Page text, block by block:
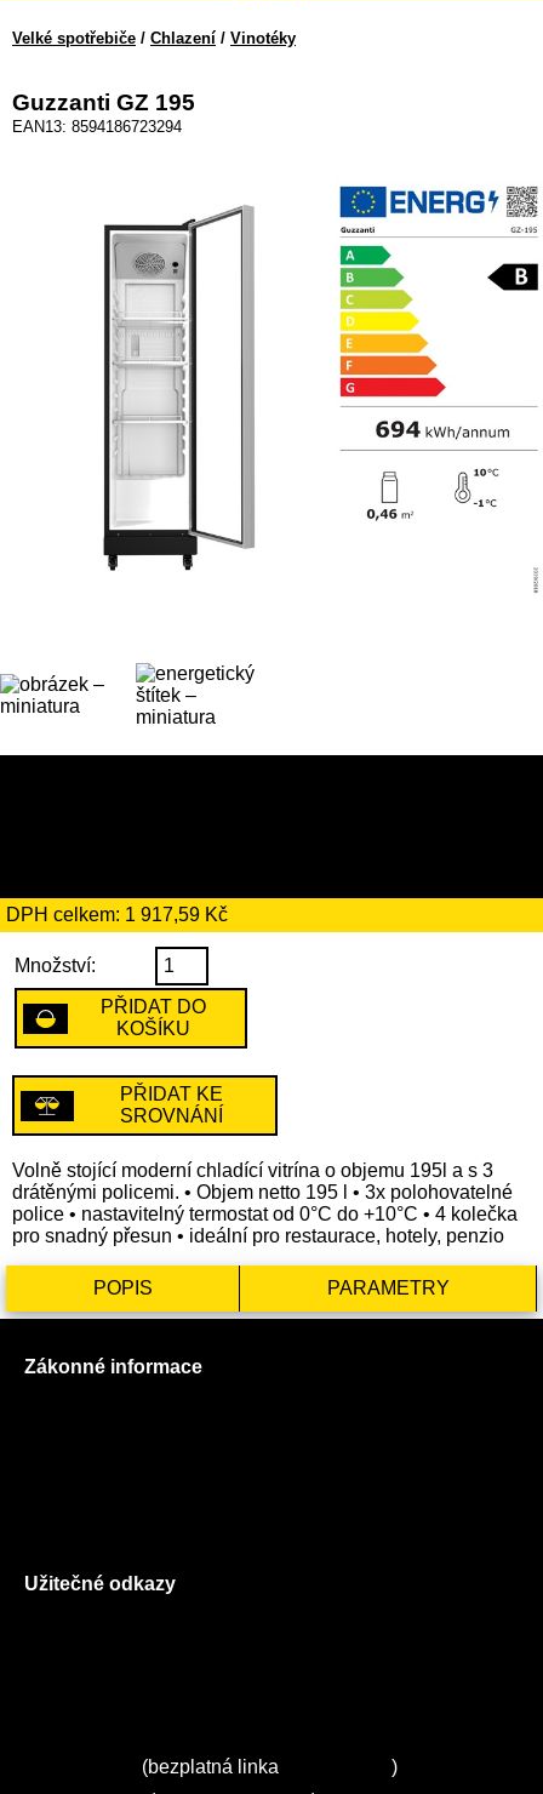
Velké spotřebiče / Chlazení / Vinotéky
Guzzanti GZ 195
EAN13: 8594186723294
DPH celkem: 1 917,59 Kč
Množství:
PŘIDAT DO
KOŠÍKU
PŘIDAT KE
SROVNÁNÍ
Volně stojící moderní chladící vitrína o objemu 195l a s 3
drátěnými policemi. • Objem netto 195 l • 3x polohovatelné
police • nastavitelný termostat od 0°C do +10°C • 4 kolečka
pro snadný přesun • ideální pro restaurace, hotely, penzio
POPIS PARAMETRY
Zákonné informace
Užitečné odkazy
(bezplatná linka
)